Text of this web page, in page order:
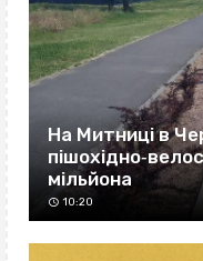
На Митниці в
мільйона
10:20